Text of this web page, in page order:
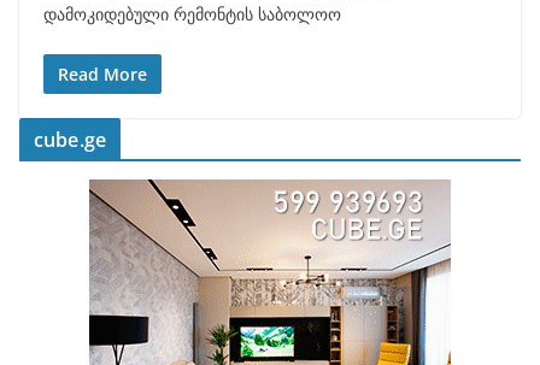
დამოკიდებული რემონტის საბოლოო
Read More
cube.ge